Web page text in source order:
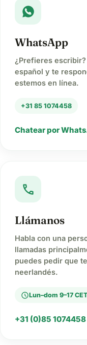
WhatsApp
¿Prefieres
español y te
estemos en línea.
+31 85 1074458
Chatear por
call
Llámanos
Habla con una
llamadas
puedes pedir que
neerlandés.
scheduleLun–dom 9–17 CET
+31 (0)85 1074458